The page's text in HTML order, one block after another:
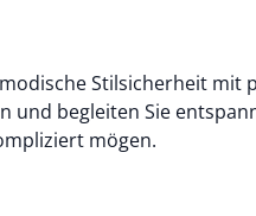
Stilsicherheit
begleiten Sie
mögen.